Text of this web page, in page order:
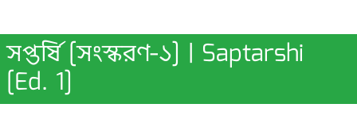
সপ্তর্ষি [সংস্করণ-১] | Saptarshi
[Ed. 1]